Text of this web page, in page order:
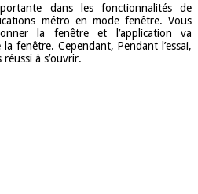
dans les fonctionnalités de
métro en mode fenêtre. Vous
la fenêtre et l’application va
fenêtre. Cependant, Pendant l’essai,
à s’ouvrir.